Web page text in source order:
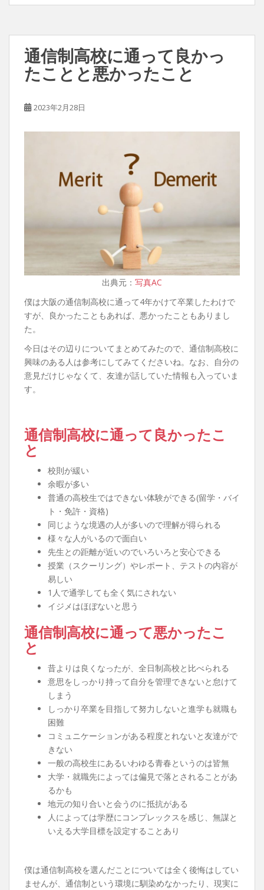
通信制高校に通って良かっ
たことと悪かったこと
2023年2月28日
出典元： 写真AC
僕は大阪の通信制高校に通って4年かけて卒業したわけで
すが、良かったこともあれば、悪かったこともありまし
た。
今日はその辺りについてまとめてみたので、通信制高校に
興味のある人は参考にしてみてくださいね。なお、自分の
意見だけじゃなくて、友達が話していた情報も入っていま
す。
通信制高校に通って良かったこ
と
校則が緩い
余暇が多い
普通の高校生ではできない体験ができる(留学・バイ
ト・免許・資格)
同じような境遇の人が多いので理解が得られる
様々な人がいるので面白い
先生との距離が近いのでいろいろと安心できる
授業（スクーリング）やレポート、テストの内容が
易しい
1人で通学しても全く気にされない
イジメはほぼないと思う
通信制高校に通って悪かったこ
と
昔よりは良くなったが、全日制高校と比べられる
意思をしっかり持って自分を管理できないと怠けて
しまう
しっかり卒業を目指して努力しないと進学も就職も
困難
コミュニケーションがある程度とれないと友達がで
きない
一般の高校生にあるいわゆる青春というのは皆無
大学・就職先によっては偏見で落とされることがあ
るかも
地元の知り合いと会うのに抵抗がある
人によっては学歴にコンプレックスを感じ、無謀と
いえる大学目標を設定することあり
僕は通信制高校を選んだことについては全く後悔はしてい
ませんが、通信制という環境に馴染めなかったり、現実に